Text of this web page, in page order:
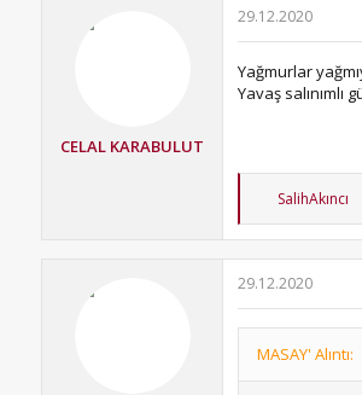
l
e
r
:
CELAL KARABULUT
29.12.2020
Yağmurlar
Yavaş
T
p
l
e
r
:
SalihAkıncı
29.12.2020
MASAY' Alıntı: